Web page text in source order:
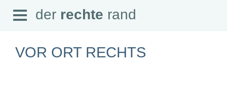
der rechte rand
Open
Menu
der rechte rand
VOR ORT RECHTS